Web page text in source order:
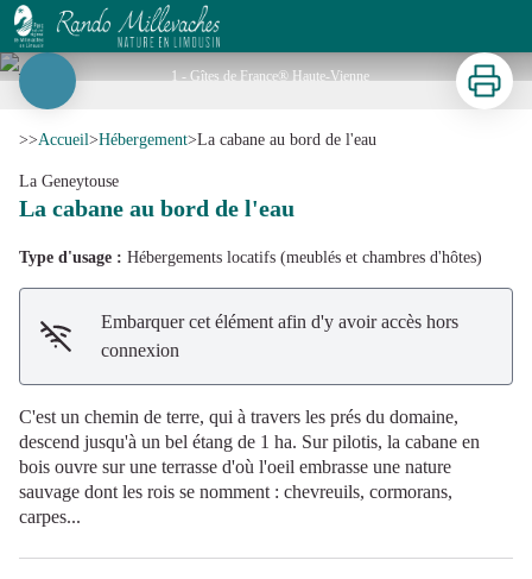
La cabane au bord de l'eau
_1 - Gîtes de France® Haute-Vienne
Imprimer
>>Accueil>Hébergement>La cabane au bord de l'eau
La Geneytouse
La cabane au bord de l'eau
Type d'usage : Hébergements locatifs (meublés et chambres d'hôtes)
Embarquer cet élément afin d'y avoir accès hors
connexion
C'est un chemin de terre, qui à travers les prés du domaine,
descend jusqu'à un bel étang de 1 ha. Sur pilotis, la cabane en
bois ouvre sur une terrasse d'où l'oeil embrasse une nature
sauvage dont les rois se nomment : chevreuils, cormorans,
carpes...